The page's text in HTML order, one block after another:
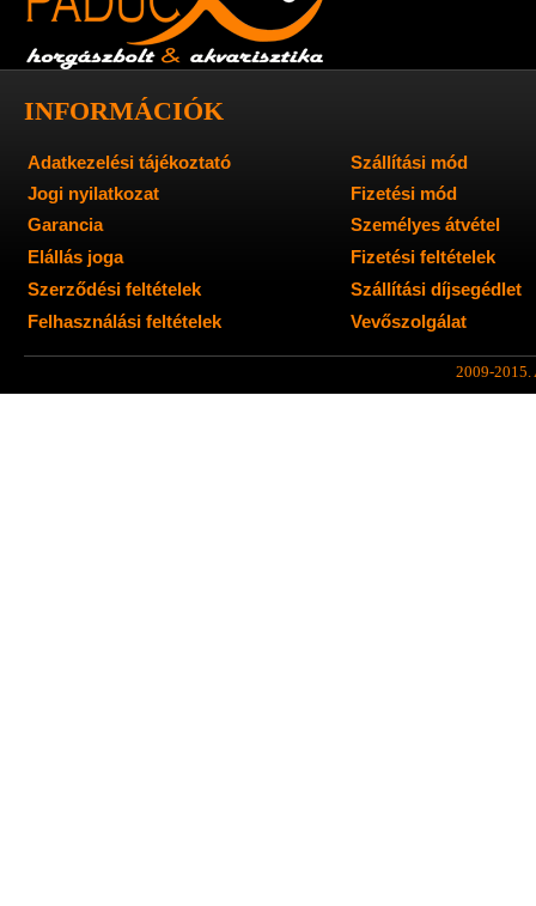
INFORMÁCIÓK
Adatkezelési tájékoztató
Szállítási mód
Jogi nyilatkozat
Fizetési mód
Garancia
Személyes átvétel
Elállás joga
Fizetési feltételek
Szerződési feltételek
Szállítási díjsegédlet
Felhasználási feltételek
Vevőszolgálat
2009-2015.